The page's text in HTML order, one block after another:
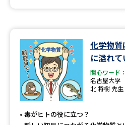
化学物質
に溢れて
関心ワード
名古屋大学
北 将樹 先生
毒がヒトの役に立つ？